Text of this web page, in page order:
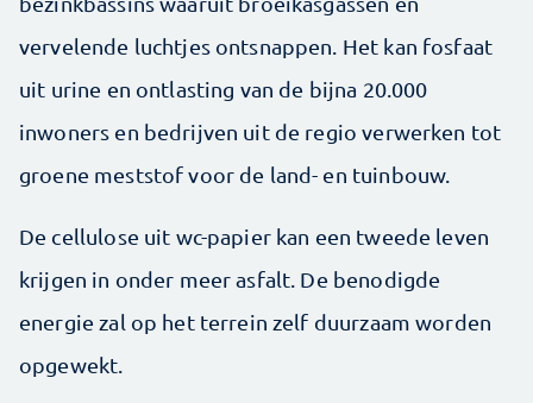
vervelende luchtjes ontsnappen. Het kan fosfaat
uit urine en ontlasting van de bijna 20.000
inwoners en bedrijven uit de regio verwerken tot
groene meststof voor de land- en tuinbouw.
De cellulose uit wc-papier kan een tweede leven
krijgen in onder meer asfalt. De benodigde
energie zal op het terrein zelf duurzaam worden
opgewekt.